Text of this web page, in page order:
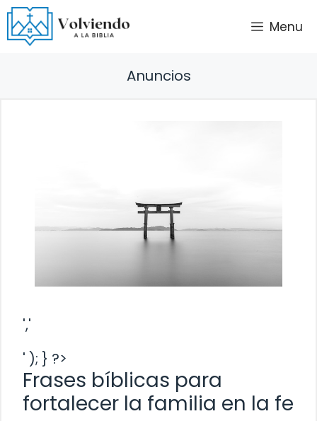
Saltar
al
contenido
Menu
Anuncios
','
' ); } ?>
Frases bíblicas para
fortalecer la familia en la fe